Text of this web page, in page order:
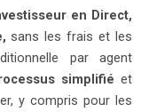
en Direct,
sans les frais et les
par agent
simplifié et
y compris pour les